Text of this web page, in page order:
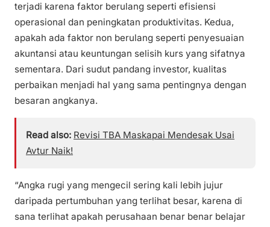
terjadi karena faktor berulang seperti efisiensi
operasional dan peningkatan produktivitas. Kedua,
apakah ada faktor non berulang seperti penyesuaian
akuntansi atau keuntungan selisih kurs yang sifatnya
sementara. Dari sudut pandang investor, kualitas
perbaikan menjadi hal yang sama pentingnya dengan
besaran angkanya.
Read also: Revisi TBA Maskapai Mendesak Usai
Avtur Naik!
“Angka rugi yang mengecil sering kali lebih jujur
daripada pertumbuhan yang terlihat besar, karena di
sana terlihat apakah perusahaan benar benar belajar